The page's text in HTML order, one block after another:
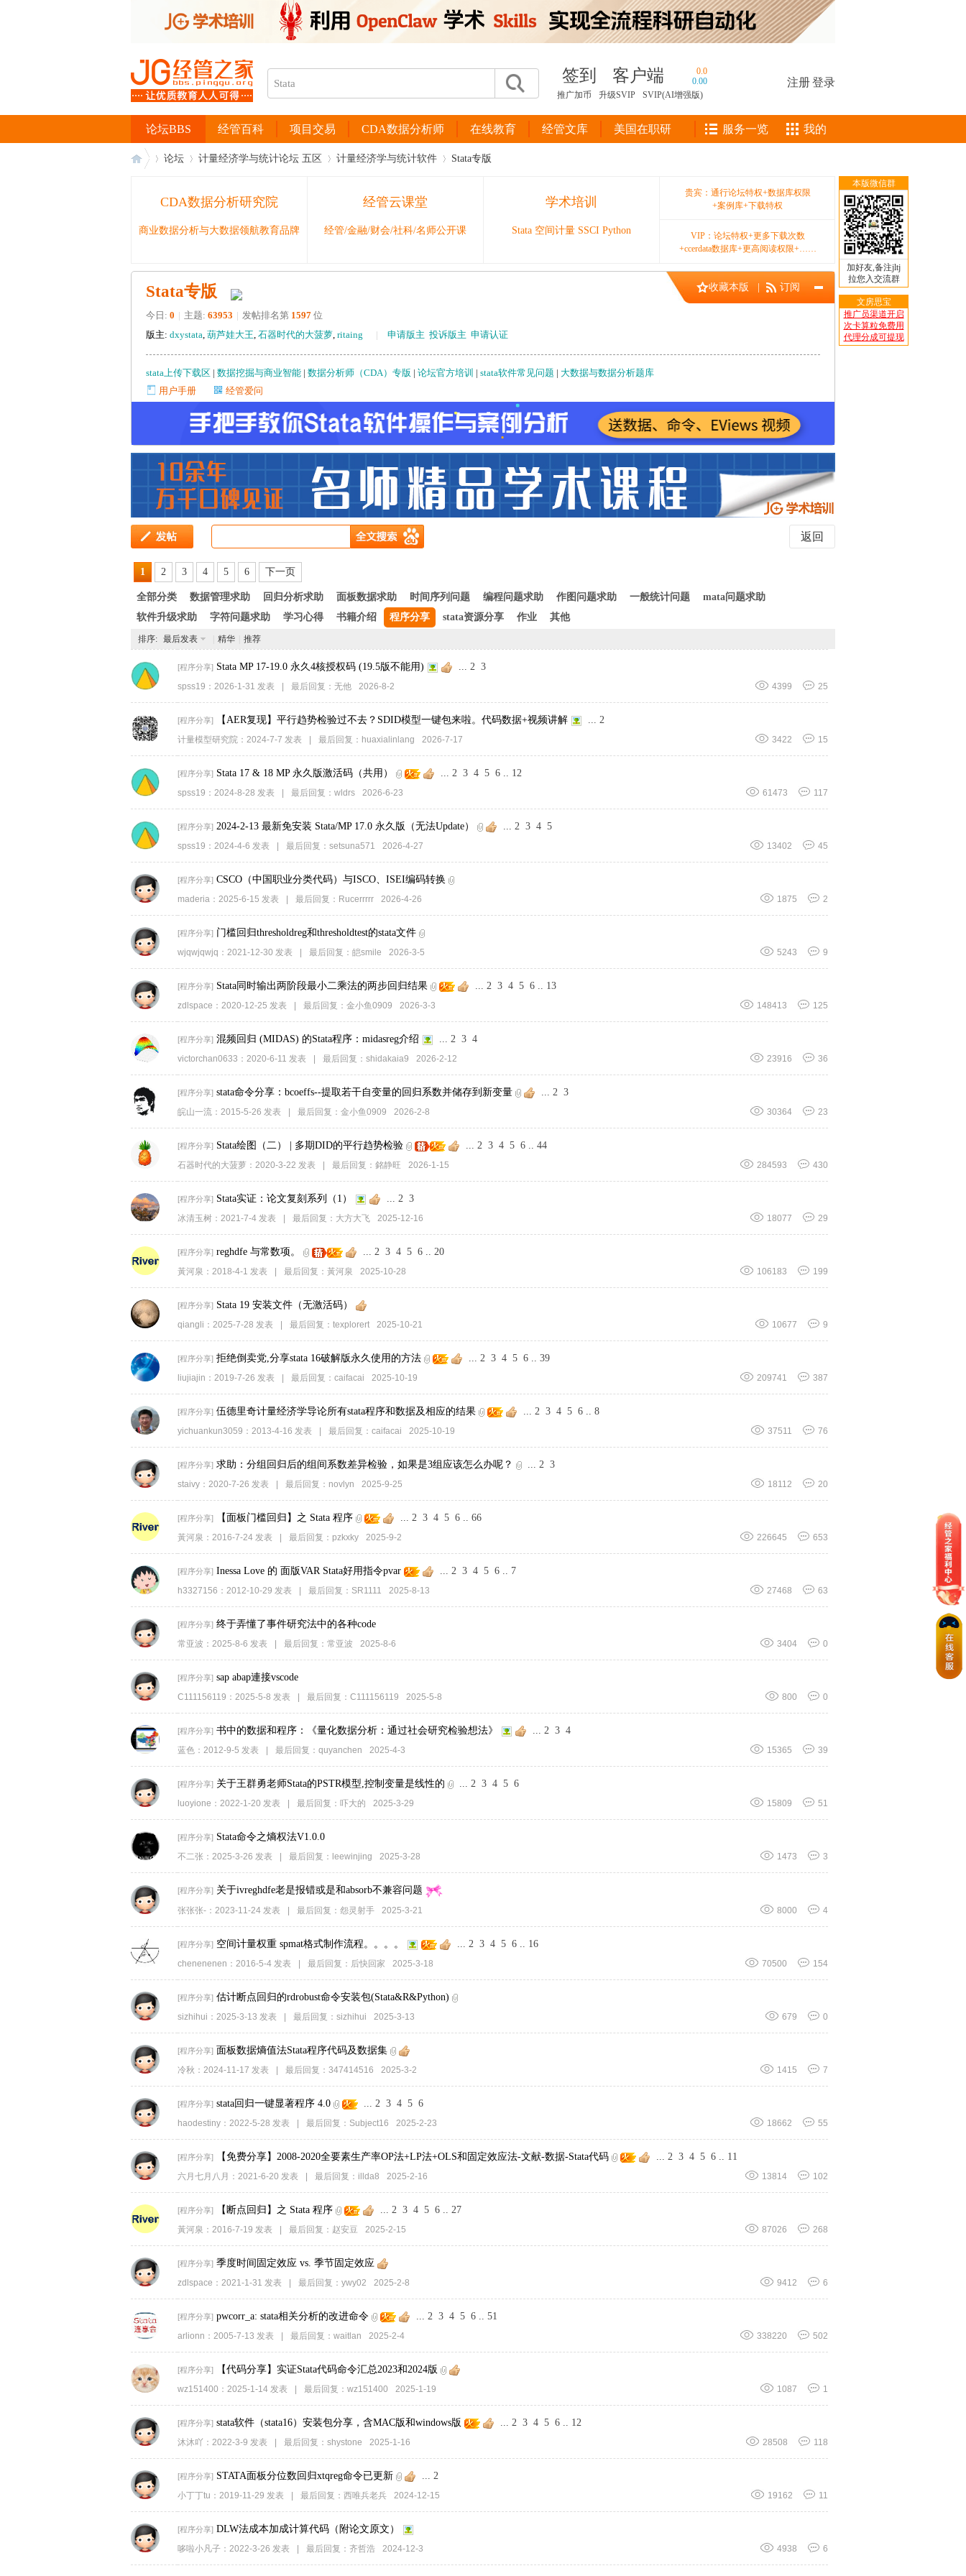
签到 客户端
0.0
0.00
推广加币
升级SVIP SVIP(AI增强版)
注册登录
经管百科 项目交易 CDA数据分析师 在线教育 经管文库 美国在职研
论坛BBS 服务一览 我的
家
论坛 计量经济学与统计论坛 五区 计量经济学与统计软件 Stata专版
CDA数据分析研究院
商业数据分析与大数据领航教育品牌
经管云课堂
经管/金融/财会/社科/名师公开课
学术培训
Stata 空间计量 SSCI Python
贵宾：通行论坛特权+数据库权限
+案例库+下载特权
VIP：论坛特权+更多下载次数
+ccerdata数据库+更高阅读权限+……
收藏本版 订阅
Stata专版
今日: 0 | 主题: 63953 | 发帖排名第 1597 位
版主: dxystata, 葫芦娃大王, 石器时代的大菠萝, ritaing | 申请版主 投诉版主 申请认证
stata上传下载区 | 数据挖掘与商业智能 | 数据分析师（CDA）专版 | 论坛官方培训 | stata软件常见问题 | 大数据与数据分析题库
用户手册
经管爱问
返回
1 2 3 4 5 6 下一页
全部分类 数据管理求助 回归分析求助 面板数据求助 时间序列问题 编程问题求助 作图问题求助 一般统计问题
mata问题求助
软件升级求助
字符问题求助 学习心得 书籍介绍 程序分享 stata资源分享 作业 其他
排序: 最后发表 精华 推荐
[程序分享] Stata MP 17-19.0 永久4核授权码 (19.5版不能用) 2 3
25
4399
spss19 ： 2026-1-31 发表 | 最后回复： 无他 2026-8-2
[程序分享] 【AER复现】平行趋势检验过不去？SDID模型一键包来啦。代码数据+视频讲解 2
15
3422
计量模型研究院 ： 2024-7-7 发表 | 最后回复： huaxialinlang 2026-7-17
[程序分享] Stata 17 & 18 MP 永久版激活码（共用） 2 3 4 5 6 12
117
61473
spss19 ： 2024-8-28 发表 | 最后回复： wldrs 2026-6-23
[程序分享] 2024-2-13 最新免安装 Stata/MP 17.0 永久版（无法Update） 2 3 4 5
45
13402
spss19 ： 2024-4-6 发表 | 最后回复： setsuna571 2026-4-27
[程序分享] CSCO（中国职业分类代码）与ISCO、ISEI编码转换
2
1875
maderia ： 2025-6-15 发表 | 最后回复： Rucerrrrr 2026-4-26
[程序分享] 门槛回归thresholdreg和thresholdtest的stata文件
9
5243
wjqwjqwjq ： 2021-12-30 发表 | 最后回复： 皑smile 2026-3-5
[程序分享] Stata同时输出两阶段最小二乘法的两步回归结果 2 3 4 5 6 13
125
148413
zdlspace ： 2020-12-25 发表 | 最后回复： 金小鱼0909 2026-3-3
[程序分享] 混频回归 (MIDAS) 的Stata程序：midasreg介绍 2 3 4
36
23916
victorchan0633 ： 2020-6-11 发表 | 最后回复： shidakaia9 2026-2-12
[程序分享] stata命令分享：bcoeffs--提取若干自变量的回归系数并储存到新变量 2 3
23
30364
皖山一流 ： 2015-5-26 发表 | 最后回复： 金小鱼0909 2026-2-8
[程序分享] Stata绘图（二） | 多期DID的平行趋势检验 2 3 4 5 6 44
430
284593
石器时代的大菠萝 ： 2020-3-22 发表 | 最后回复： 銘静旺 2026-1-15
[程序分享] Stata实证：论文复刻系列（1） 2 3
29
18077
冰清玉树 ： 2021-7-4 发表 | 最后回复： 大方大飞 2025-12-16
[程序分享] reghdfe 与常数项。 2 3 4 5 6 20
199
106183
黃河泉 ： 2018-4-1 发表 | 最后回复： 黃河泉 2025-10-28
[程序分享] Stata 19 安装文件（无激活码）
9
10677
qiangli ： 2025-7-28 发表 | 最后回复： texplorert 2025-10-21
[程序分享] 拒绝倒卖党,分享stata 16破解版永久使用的方法 2 3 4 5 6 39
387
209741
liujiajin ： 2019-7-26 发表 | 最后回复： caifacai 2025-10-19
[程序分享] 伍德里奇计量经济学导论所有stata程序和数据及相应的结果 2 3 4 5 6 8
76
37511
yichuankun3059 ： 2013-4-16 发表 | 最后回复： caifacai 2025-10-19
[程序分享] 求助：分组回归后的组间系数差异检验，如果是3组应该怎么办呢？ 2 3
20
18112
staivy ： 2020-7-26 发表 | 最后回复： novlyn 2025-9-25
[程序分享] 【面板门槛回归】之 Stata 程序 2 3 4 5 6 66
653
226645
黃河泉 ： 2016-7-24 发表 | 最后回复： pzkxky 2025-9-2
[程序分享] Inessa Love 的 面版VAR Stata好用指令pvar 2 3 4 5 6 7
63
27468
h3327156 ： 2012-10-29 发表 | 最后回复： SR1111 2025-8-13
[程序分享] 终于弄懂了事件研究法中的各种code
0
3404
常亚波 ： 2025-8-6 发表 | 最后回复： 常亚波 2025-8-6
[程序分享] sap abap連接vscode
0
800
C111156119 ： 2025-5-8 发表 | 最后回复： C111156119 2025-5-8
[程序分享] 书中的数据和程序：《量化数据分析：通过社会研究检验想法》 2 3 4
39
15365
蓝色 ： 2012-9-5 发表 | 最后回复： quyanchen 2025-4-3
[程序分享] 关于王群勇老师Stata的PSTR模型,控制变量是线性的 2 3 4 5 6
51
15809
luoyione ： 2022-1-20 发表 | 最后回复： 吓大的 2025-3-29
[程序分享] Stata命令之熵权法V1.0.0
3
1473
不二张 ： 2025-3-26 发表 | 最后回复： leewinjing 2025-3-28
[程序分享] 关于ivreghdfe老是报错或是和absorb不兼容问题
4
8000
张张张- ： 2023-11-24 发表 | 最后回复： 怨灵射手 2025-3-21
[程序分享] 空间计量权重 spmat格式制作流程。。。。 2 3 4 5 6 16
154
70500
chenenenen ： 2016-5-4 发表 | 最后回复： 后快回家 2025-3-18
[程序分享] 估计断点回归的rdrobust命令安装包(Stata&R&Python)
0
679
sizhihui ： 2025-3-13 发表 | 最后回复： sizhihui 2025-3-13
[程序分享] 面板数据熵值法Stata程序代码及数据集
7
1415
冷秋 ： 2024-11-17 发表 | 最后回复： 347414516 2025-3-2
[程序分享] stata回归一键显著程序 4.0 2 3 4 5 6
55
18662
haodestiny ： 2022-5-28 发表 | 最后回复： Subject16 2025-2-23
[程序分享] 【免费分享】2008-2020全要素生产率OP法+LP法+OLS和固定效应法-文献-数据-Stata代码 2 3 4 5 6 11
102
13814
六月七月八月 ： 2021-6-20 发表 | 最后回复： illda8 2025-2-16
[程序分享] 【断点回归】之 Stata 程序 2 3 4 5 6 27
268
87026
黃河泉 ： 2016-7-19 发表 | 最后回复： 赵安豆 2025-2-15
[程序分享] 季度时间固定效应 vs. 季节固定效应
6
9412
zdlspace ： 2021-1-31 发表 | 最后回复： ywy02 2025-2-8
[程序分享] pwcorr_a: stata相关分析的改进命令 2 3 4 5 6 51
502
338220
arlionn ： 2005-7-13 发表 | 最后回复： waitlan 2025-2-4
[程序分享] 【代码分享】实证Stata代码命令汇总2023和2024版
1
1087
wz151400 ： 2025-1-14 发表 | 最后回复： wz151400 2025-1-19
[程序分享] stata软件（stata16）安装包分享，含MAC版和windows版 2 3 4 5 6 12
118
28508
沐沐吖 ： 2022-3-9 发表 | 最后回复： shystone 2025-1-16
[程序分享] STATA面板分位数回归xtqreg命令已更新 2
11
19162
小丁丁tu ： 2019-11-29 发表 | 最后回复： 西唯兵老兵 2024-12-15
[程序分享] DLW法成本加成计算代码（附论文原文）
6
4938
哆啦小凡子 ： 2022-3-26 发表 | 最后回复： 齐哲浩 2024-12-3
本版微信群
加好友,备注jltj
拉您入交流群
文房思宝
推广员渠道开启
次卡算粒免费用
代理分成可提现